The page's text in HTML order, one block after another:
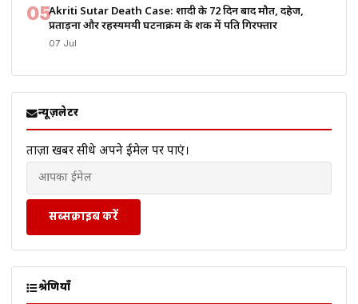
05Akriti Sutar Death Case: शादी के 72 दिन बाद मौत, दहेज,
प्रताड़ना और रहस्यमयी घटनाक्रम के शक में पति गिरफ्तार
07 Jul
न्यूज़लेटर
ताज़ा खबरें सीधे अपने ईमेल पर पाएं।
सब्सक्राइब करें
श्रेणियाँ